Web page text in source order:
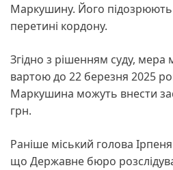
Маркушину. Його
перетині кордону.
Згідно з рішенням суду, мера
вартою до 22 березня 2025
Маркушина можуть внести
грн.
Раніше міський голова Ірпеня
що Державне бюро